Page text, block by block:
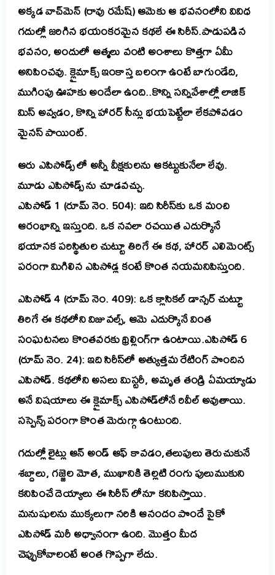
అక్కడ వాచ్‌మెన్ (రావు రమేష్) ఆమెకు ఆ భవనంలోని వివిధ
గదుల్లోజరిగినభయంకరమైన కథలే ఈ సిరీస్.పాడుపడిన
భవనం, అందులో ఆత్మలు వంటి అంశాలు కొత్తగా ఏమీ
అనిపించవు. క్లైమాక్స్ ఇంకాస్త బలంగా ఉంటే బాగుండేది,
ముగింపు ఊహకు అందేలా ఉంది..కొన్ని సన్నివేశాల్లో లాజిక్
మిస్ అవ్వడం, కొన్ని హారర్ సీన్లు భయపెట్టేలా లేకపోవడం
మైనస్ పాయింట్.
ఆరు ఎపిసోడ్స్ లో అన్నీ వీక్షకులను ఆకట్టుకునేలా లేవు.
మూడు ఎపిసోడ్స్ ను చూడవచ్చు.
ఎపిసోడ్ 1 (రూమ్ నెం. 504): ఇది సిరీస్‌కు ఒక మంచి
ఆరంభాన్ని ఇస్తుంది. ఒక నవలా రచయిత ఎదుర్కొనే
భయానక పరిస్థితుల చుట్టూ తిరిగే ఈ కథ, హారర్ ఎలిమెంట్స్
పరంగా మిగిలిన ఎపిసోడ్ల కంటే కొంత నయమనిపిస్తుంది.
ఎపిసోడ్ 4 (రూమ్ నెం. 409): ఒక క్లాసికల్ డాన్సర్ చుట్టూ
తిరిగే ఈ కథలోని విజువల్స్, ఆమె ఎదుర్కొనే వింత
సంఘటనలు కొంతవరకు థ్రిల్లింగ్‌గా ఉంటాయి.ఎపిసోడ్ 6
(రూమ్ నెం. 24): ఇది సిరీస్‌లో అత్యుత్తమ రేటింగ్ పొందిన
ఎపిసోడ్. కథలోని అసలు మిస్టరీ, అమృత తండ్రి ఏమయ్యాడు
అనే విషయాలు ఈ క్లైమాక్స్ ఎపిసోడ్‌లోనే రివీల్ అవుతాయి.
సస్పెన్స్ పరంగా కొంత మెరుగ్గా ఉంటుంది.
గదుల్లో లైట్లు ఆన్ అండ్ ఆఫ్ కావడం,తలుపులు తెరుచుకునే
శబ్దాలు, గజ్జెల మోత, ముఖానికి తెల్లటి రంగు పులుముకుని
కనిపించే దెయ్యాలు ఈ సిరీస్ లోనూ కనిపిస్తాయి.
మనుషులను ముక్కలుగా నరికి ఆనందం పొందే సైకో
ఎపిసోడ్ మరీ అధ్వానంగా ఉంది. మొత్తం మీద
చెప్పుకోవాలంటే అంత గొప్పగా లేదు.